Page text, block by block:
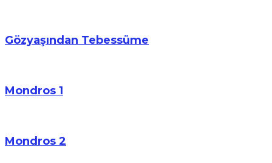
Gözyaşından Tebessüme
Mondros 1
Mondros 2